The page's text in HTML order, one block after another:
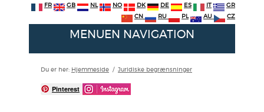
FR GB NL NO DK DE ES IT
GR
CN
RU PL AU CZ
MENUEN NAVIGATION
Du er her: Hjemmeside / Juridiske begrænsninger
Pinterest